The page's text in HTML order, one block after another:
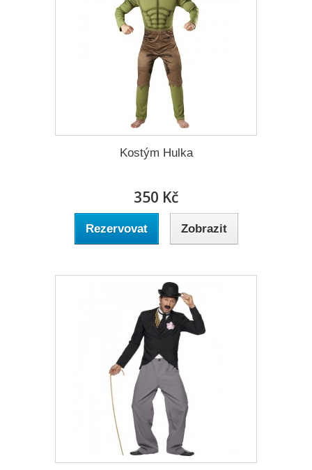
Kostým Hulka
350 Kč
Rezervovat Zobrazit